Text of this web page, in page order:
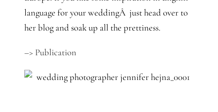
Schreiben
language for your weddingÂ just head over to
her blog and soak up all the prettiness.
–> Publication